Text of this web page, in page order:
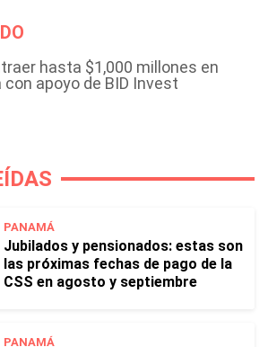
hasta $1,000 millones en
apoyo de BID Invest
PANAMÁ
Jubilados y pensionados: estas son
las próximas fechas de pago de la
CSS en agosto y septiembre
PANAMÁ